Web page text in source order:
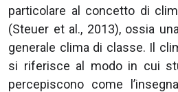
particolare al concetto di
(Steuer et al., 2013), ossia
generale clima di classe. Il
si riferisce al modo in cui
percepiscono come